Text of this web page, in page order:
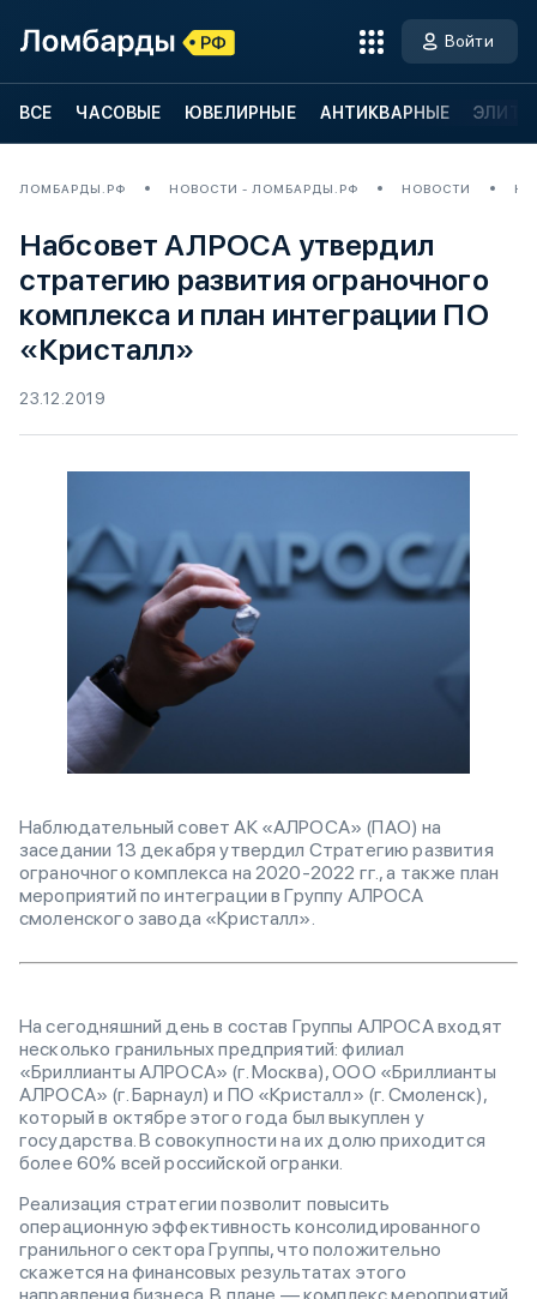
Войти
ВСЕ ЧАСОВЫЕ ЮВЕЛИРНЫЕ АНТИКВАРНЫЕ
ЛОМБАРДЫ.РФ НОВОСТИ - ЛОМБАРДЫ.РФ НОВОСТИ
Набсовет АЛРОСА утвердил
стратегию развития ограночного
комплекса и план интеграции ПО
«Кристалл»
23.12.2019
Наблюдательный совет АК «АЛРОСА» (ПАО) на
заседании 13 декабря утвердил Стратегию развития
ограночного комплекса на 2020-2022 гг., а также план
мероприятий по интеграции в Группу АЛРОСА
смоленского завода «Кристалл».
На сегодняшний день в состав Группы АЛРОСА входят
несколько гранильных предприятий: филиал
«Бриллианты АЛРОСА» (г. Москва), ООО «Бриллианты
АЛРОСА» (г. Барнаул) и ПО «Кристалл» (г. Смоленск),
который в октябре этого года был выкуплен у
государства. В совокупности на их долю приходится
более 60% всей российской огранки.
Реализация стратегии позволит повысить
операционную эффективность консолидированного
гранильного сектора Группы, что положительно
скажется на финансовых результатах этого